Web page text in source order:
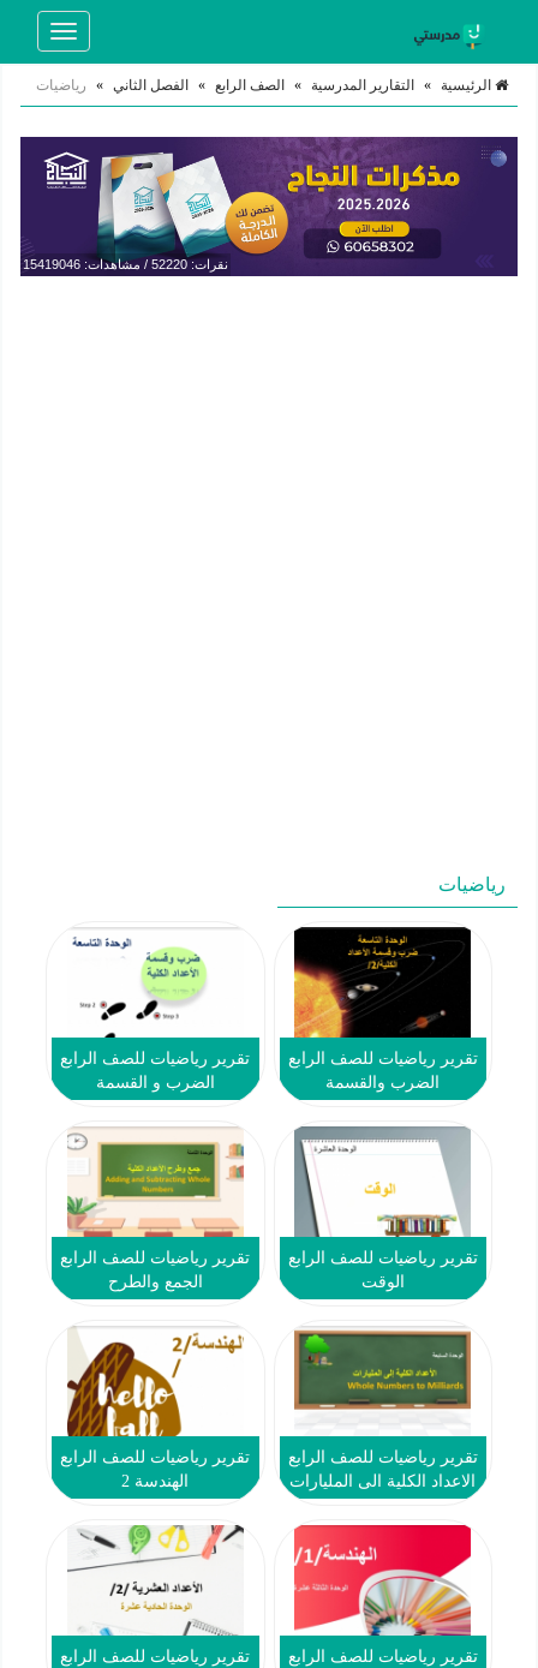
Toggle
الرئيسية » التقارير المدرسية » الصف الرابع » الفصل الثاني » رياضيات
نقرات: 52220 / مشاهدات: 15419046
رياضيات
تقرير رياضيات للصف الرابع
الضرب والقسمة
تقرير رياضيات للصف الرابع
الضرب و القسمة
تقرير رياضيات للصف الرابع
الوقت
تقرير رياضيات للصف الرابع
الجمع والطرح
تقرير رياضيات للصف الرابع
الاعداد الكلية الى المليارات
تقرير رياضيات للصف الرابع
الهندسة 2
تقرير رياضيات للصف الرابع
تقرير رياضيات للصف الرابع